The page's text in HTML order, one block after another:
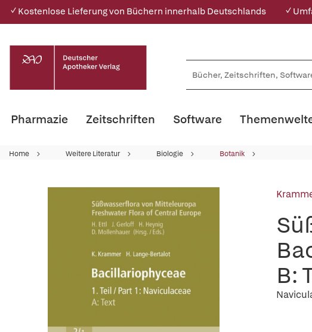
✓ Kostenlose Lieferung von Büchern innerhalb Deutschlands ✓
Pharmazie Zeitschriften Software
Home Weitere Literatur Biologie Botanik
B: